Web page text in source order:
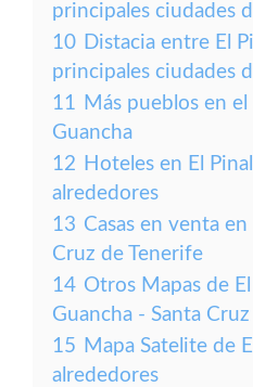
principales ciudades
10 Distacia entre El
principales ciudades
11 Más pueblos en
Guancha
12 Hoteles en El
alrededores
13 Casas en venta
Cruz de Tenerife
14 Otros Mapas de
Guancha - Santa
15 Mapa Satelite de
alrededores